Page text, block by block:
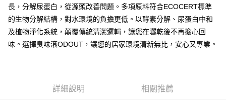
大哥付你分期
相關說明
【大哥付你分期使用說明】
1.本服務由台灣大哥大提供，台灣大哥大用戶可立即使用無須另外申請。
2.付款方式選擇「大哥付你分期」，訂單成立後會自動跳轉到大哥付的交易
4.訂單成立30分鐘內，如未前往確認交易或遇審核未通過，訂單將自動取
消。如遇「轉專審核」未通過狀況，表示未達大哥付你分期系統評分，恕無
AFTEE先享後付
相關說明
１．簡單：不需註冊會員、不需綁卡、不需儲值。
長，分解尿蛋白，從源頭改善問題。多項原料符合ECOCERT標準
的生物分解結構，對水環境的負擔更低。以酵素分解、尿蛋白中和
及植物淨化系統，顛覆傳統清潔邏輯，讓您在曬乾後不再擔心回
味。選擇臭味滾ODOUT，讓您的居家環境清新無比，安心又專業。
詳細說明 相關推薦